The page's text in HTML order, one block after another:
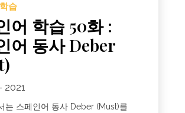
습
어 학습 50화 :
어 동사 Deber
2021
는 스페인어 동사 Deber (Must)를